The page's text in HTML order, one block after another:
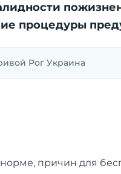
процедуры
Рог Украина
причин для